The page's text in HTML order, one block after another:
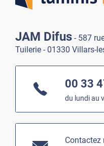
JAM Difus - 587
Tuilerie - 01330 Villars-
00 33
du lundi au
Contactez